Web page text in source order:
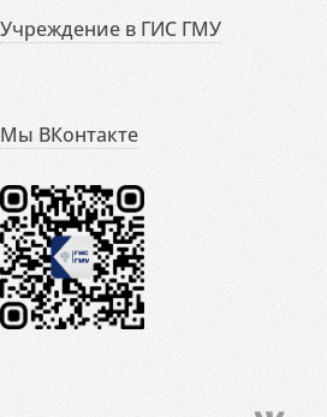
Учреждение в ГИС ГМУ
Мы ВКонтакте